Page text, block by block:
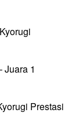
Juara 1
Prestasi